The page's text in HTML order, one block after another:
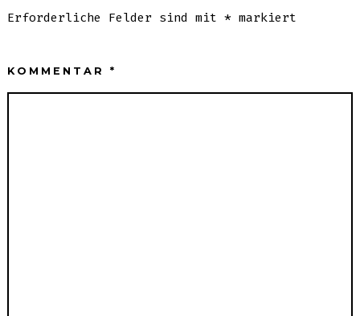
Erforderliche Felder sind mit* markiert
KOMMENTAR*